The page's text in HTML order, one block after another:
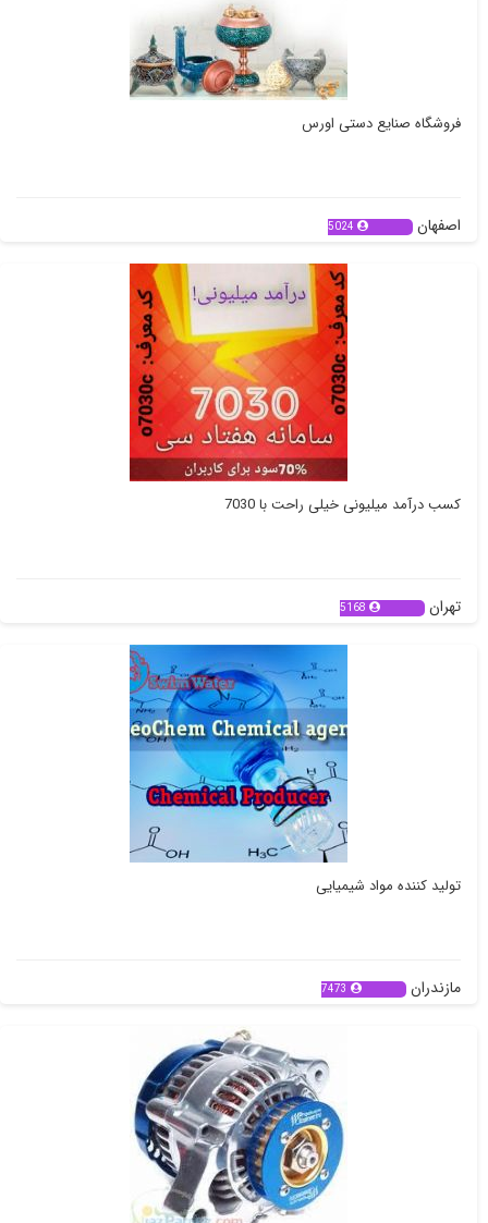
فروشگاه صنایع دستی اورس
اصفهان 5024
کسب درآمد میلیونی خیلی راحت با 7030
تهران 5168
تولید کننده مواد شیمیایی
مازندران 7473